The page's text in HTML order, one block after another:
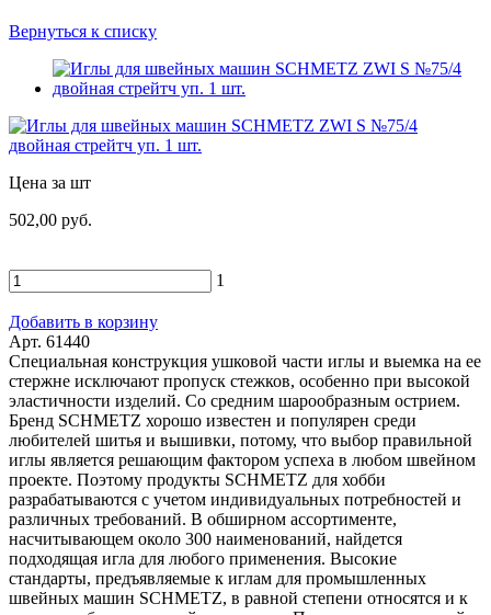
Вернуться к списку
Цена за шт
502,00 руб.
1
Добавить в корзину
Арт. 61440
Специальная конструкция ушковой части иглы и выемка на ee
стержне исключают пропуск стежков, особенно при высокой
эластичности изделий. Со средним шарообразным острием.
Бренд SCHMETZ хорошо известен и популярен среди
любителей шитья и вышивки, потому, что выбор правильной
иглы является решающим фактором успеха в любом швейном
проекте. Поэтому продукты SCHMETZ для хобби
разрабатываются с учетом индивидуальных потребностей и
различных требований. В обширном ассортименте,
насчитывающем около 300 наименований, найдется
подходящая игла для любого применения. Высокие
стандарты, предъявляемые к иглам для промышленных
швейных машин SCHMETZ, в равной степени относятся и к